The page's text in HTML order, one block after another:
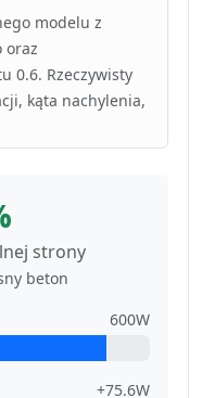
modelu z
oraz
0.6. Rzeczywisty
kąta nachylenia,
strony
beton
600W
+75.6W